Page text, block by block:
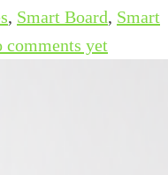
, Smart Board, Smart
comments yet